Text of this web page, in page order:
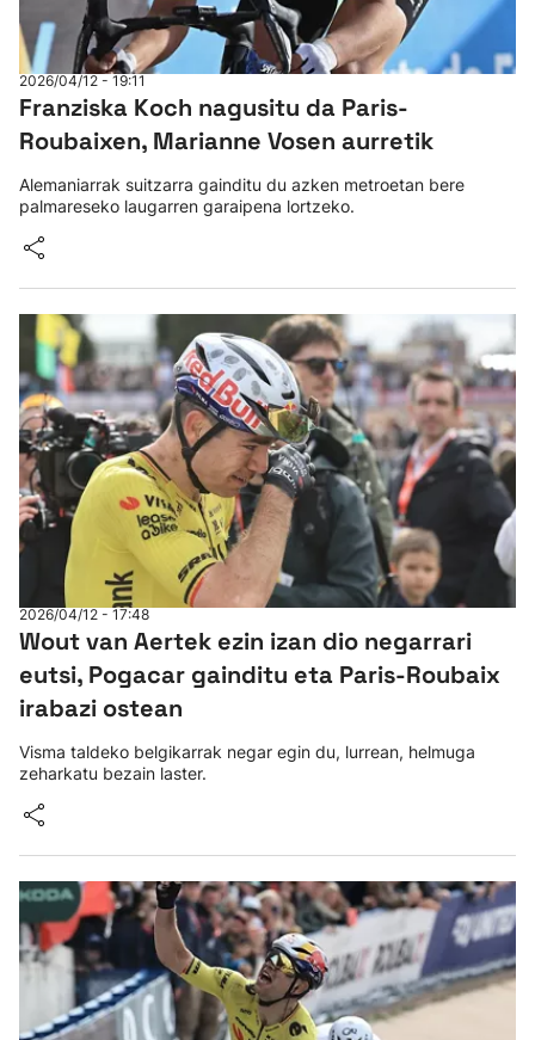
2026/04/12 - 19:11
Franziska Koch nagusitu da Paris-
Roubaixen, Marianne Vosen aurretik
Alemaniarrak suitzarra gainditu du azken metroetan bere
palmareseko laugarren garaipena lortzeko.
2026/04/12 - 17:48
Wout van Aertek ezin izan dio negarrari
eutsi, Pogacar gainditu eta Paris-Roubaix
irabazi ostean
Visma taldeko belgikarrak negar egin du, lurrean, helmuga
zeharkatu bezain laster.